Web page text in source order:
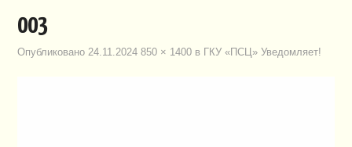
003
Опубликовано24.11.2024 850 × 1400 в ГКУ «ПСЦ» Уведомляет!